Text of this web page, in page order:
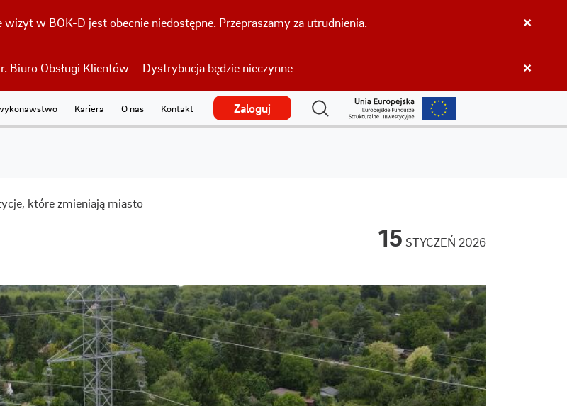
×
w BOK-D jest obecnie niedostępne. Przepraszamy za utrudnienia.
×
Biuro Obsługi Klientów – Dystrybucja będzie nieczynne
Kariera O nas Kontakt Zaloguj
które zmieniają miasto
15 STYCZEŃ 2026